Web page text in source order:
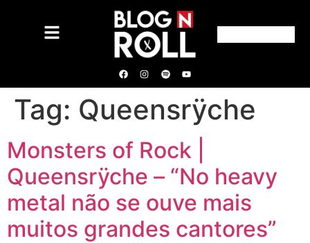
Tag: Queensrÿche
Monsters of Rock |
Queensrÿche – “No heavy
metal não se ouve mais
muitos grandes cantores”